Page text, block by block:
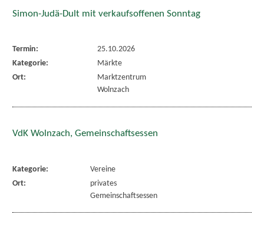
Simon-Judä-Dult mit verkaufsoffenen Sonntag
Termin:
25.10.2026
Kategorie:
Märkte
Ort:
Marktzentrum
Wolnzach
VdK Wolnzach, Gemeinschaftsessen
Kategorie:
Vereine
Ort:
privates
Gemeinschaftsessen